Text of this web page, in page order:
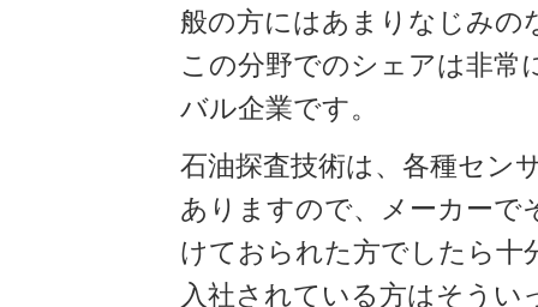
般の方にはあまりなじみの
この分野でのシェアは非常
バル企業です。
石油探査技術は、各種セン
ありますので、メーカーで
けておられた方でしたら十
入社されている方はそうい